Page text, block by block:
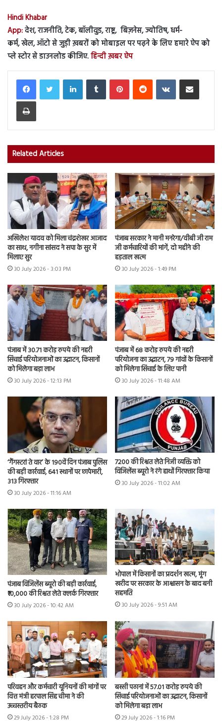
Hindi Khabar
App:देश, राजनीति, टेक, बॉलीवुड, राष्ट्र, बिज़नेस, ज्योतिष, धर्म-
कर्म, खेल, ऑटो से जुड़ी ख़बरों को मोबाइल पर पढ़ने के लिए हमारे ऐप को
प्ले स्टोर से डाउनलोड कीजिए.हिन्दी ख़बर ऐप
LinkedInTumblr PinterestReddit VKontakteShare via Email
Print
Related Articles
अखिलेश यादव को मिला चंद्रशेखर आजाद
का साथ, नगीना सांसद ने सपा के सुर में
मिलाए सुर
30 July 2026 - 3:03 PM
पंजाब सरकार ने मानी मनरेगा/वीबी जी राम
जी कर्मचारियों की मांगें, दो महीने की
हड़ताल खत्म
30 July 2026 - 1:49 PM
पंजाब में 30.71 करोड़ रुपये की नहरी
सिंचाई परियोजनाओं का उद्घाटन, किसानों
को मिलेगा बड़ा लाभ
30 July 2026 - 12:13 PM
पंजाब में 68 करोड़ रुपये की नहरी
परियोजना का उद्घाटन, 79 गांवों के किसानों
को मिलेगा सिंचाई के लिए पानी
30 July 2026 - 11:48 AM
‘गैंगस्टरां ते वार’ के 190वें दिन पंजाब पुलिस
की बड़ी कार्रवाई, 641 स्थानों पर छापेमारी,
313 गिरफ्तार
30 July 2026 - 11:16 AM
7200 की रिश्वत लेते निजी व्यक्ति को
विजिलेंस ब्यूरो ने रंगे हाथों गिरफ्तार किया
30 July 2026 - 11:02 AM
पंजाब विजिलेंस ब्यूरो की बड़ी कार्रवाई,
₹10,000 की रिश्वत लेते क्लर्क गिरफ्तार
30 July 2026 - 10:42 AM
भोपाल में किसानों का प्रदर्शन खत्म, मूंग
खरीद पर सरकार के आश्वासन के बाद बनी
सहमति
30 July 2026 - 9:51 AM
परिवहन और कर्मचारी यूनियनों की मांगों पर
वित्त मंत्री हरपाल सिंह चीमा ने की
उच्चस्तरीय बैठक
29 July 2026 - 1:28 PM
बस्सी पठानां में 57.01 करोड़ रुपये की
सिंचाई परियोजनाओं का उद्घाटन, किसानों
को मिलेगा बड़ा लाभ
29 July 2026 - 1:16 PM